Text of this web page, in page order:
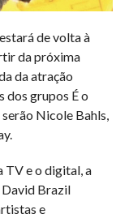
de volta à
da próxima
da atração
dos grupos É o
Nicole Bahls,
TV e o digital, a
Brazil
e